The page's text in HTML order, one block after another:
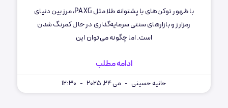
با ظهور توکن‌های با پشتوانه طلا مثل PAXG، مرز بین دنیای
رمزارز و بازارهای سنتی سرمایه‌گذاری در حال کمرنگ شدن
است. اما چگونه می‌توان این
ادامه مطلب
حانیه حسینی می 24, 2025